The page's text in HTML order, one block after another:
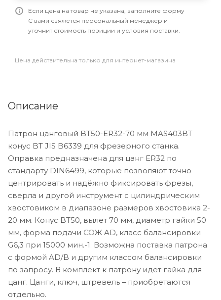
Если цена на товар не указана, заполните форму
С вами свяжется персональный менеджер и
уточнит стоимость позиции и условия поставки.
Цена действительна только для интернет-магазина
Описание
Патрон цанговый BT50-ER32-70 мм MAS403BT
конус BT JIS B6339 для фрезерного станка.
Оправка предназначена для цанг ER32 по
стандарту DIN6499, которые позволяют точно
центрировать и надёжно фиксировать фрезы,
сверла и другой инструмент с цилиндрическим
хвостовиком в диапазоне размеров хвостовика 2-
20 мм. Конус BT50, вылет 70 мм, диаметр гайки 50
мм, форма подачи СОЖ AD, класс балансировки
G6,3 при 15000 мин.-1. Возможна поставка патрона
с формой AD/B и другим классом балансировки
по запросу. В комплект к патрону идет гайка для
цанг. Цанги, ключ, штревель ‒ приобретаются
отдельно.